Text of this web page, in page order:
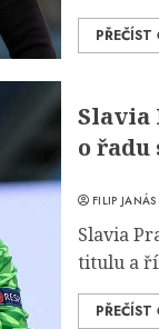
PŘEČÍST
Slavia
o řadu
FILIP JANÁS
Slavia
titulu a
PŘEČÍST